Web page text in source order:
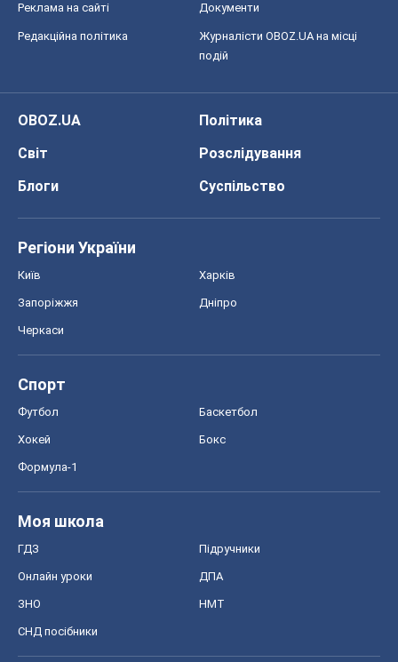
Реклама на сайті Документи
Редакційна політика
Журналісти OBOZ.UA на місці
подій
OBOZ.UA
Політика
Світ
Розслідування
Блоги
Суспільство
Регіони України
Київ Харків
Запоріжжя Дніпро
Черкаси
Спорт
Футбол Баскетбол
Хокей Бокс
Формула-1
Моя школа
ГДЗ Підручники
Онлайн уроки ДПА
ЗНО НМТ
СНД посібники